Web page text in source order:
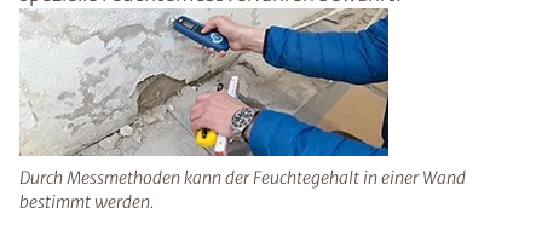
Sobald die Feuchtigkeitsquelle gefunden ist,
können entsprechende Maßnahmen ergriffen
werden, um das Gebäude auf lange Sicht
effektiv vor weiteren Feuchtigkeitsschäden zu
schützen.
Feuchtigkeitsmessung in